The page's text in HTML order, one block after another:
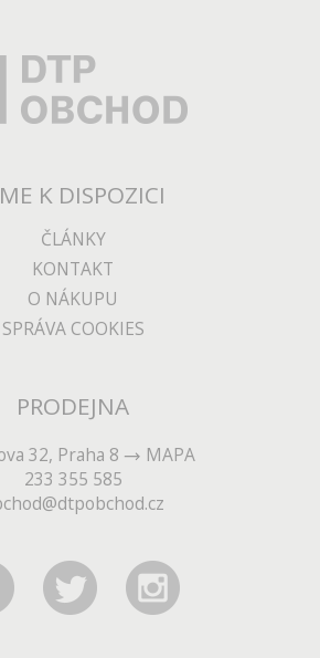
K DISPOZICI
ČLÁNKY
KONTAKT
O NÁKUPU
SPRÁVA COOKIES
PRODEJNA
32, Praha 8
MAPA
233 355 585